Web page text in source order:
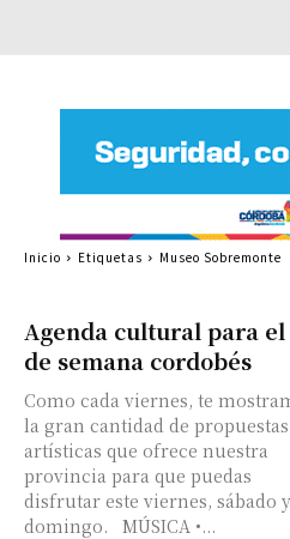
Agenda cultural para
de semana cordobés
Como cada viernes, te
la gran cantidad de propuestas
artísticas que ofrece nuestra
provincia para que puedas
disfrutar este viernes, sábado y
domingo. MÚSICA •...
Inicio Etiquetas Museo Sobremonte